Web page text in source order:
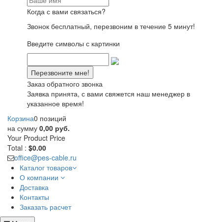
Когда с вами связаться?
Звонок бесплатный, перезвоним в течение 5 минут!
Введите символы с картинки
Заказ обратного звонка
Заявка принята, с вами свяжется наш менеджер в
указанное время!
Корзина0 позиций
на сумму 0,00 руб.
Your Product Price
Total : $0.00
office@pes-cable.ru
Каталог товаров
О компании
Доставка
Контакты
Заказать расчет